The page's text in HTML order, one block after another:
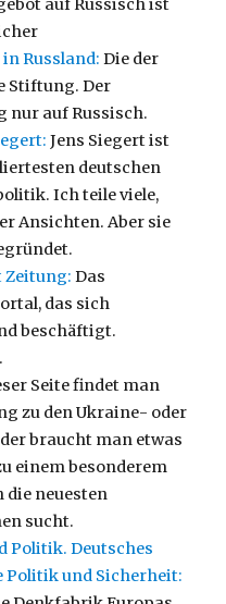
auf Russisch ist
Russland: Die der
Stiftung. Der
auf Russisch.
Jens Siegert ist
deutschen
Ich teile viele,
Ansichten. Aber sie
Zeitung: Das
das sich
beschäftigt.
Seite findet man
zu den Ukraine- oder
braucht man etwas
einem besonderem
neuesten
sucht.
Politik. Deutsches
und Sicherheit: